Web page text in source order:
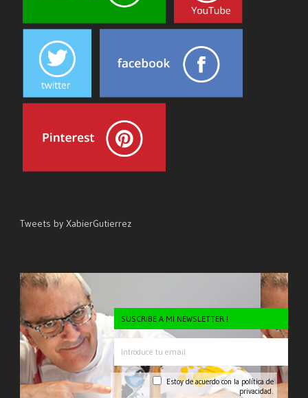
Tweets by XabierGutierrez
SUSCRIBE A MI NEWSLETTER !
Estoy de acuerdo con la política de
privacidad.